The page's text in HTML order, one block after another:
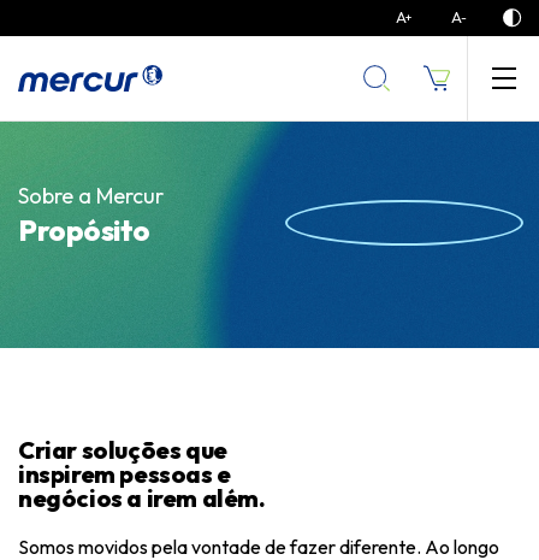
A+ A-
Sobre a Mercur
Propósito
Criar soluções que
inspirem pessoas e
negócios a irem além.
Somos movidos pela vontade de fazer diferente. Ao longo